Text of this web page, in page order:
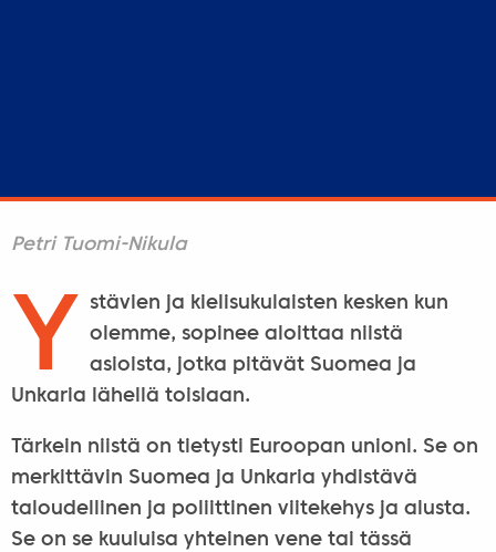
Petri Tuomi-Nikula
Y
stävien ja kielisukulaisten kesken kun
olemme, sopinee aloittaa niistä
asioista, jotka pitävät Suomea ja
Unkaria lähellä toisiaan.
Tärkein niistä on tietysti Euroopan unioni. Se on
merkittävin Suomea ja Unkaria yhdistävä
taloudellinen ja poliittinen viitekehys ja alusta.
Se on se kuuluisa yhteinen vene tai tässä